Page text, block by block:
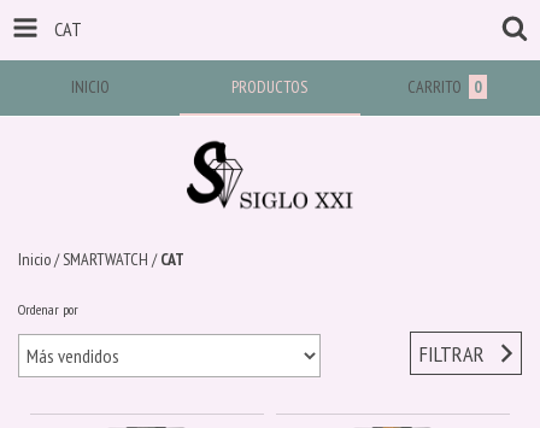
CAT
INICIO PRODUCTOS CARRITO 0
Inicio/SMARTWATCH / CAT
Ordenar por
FILTRAR